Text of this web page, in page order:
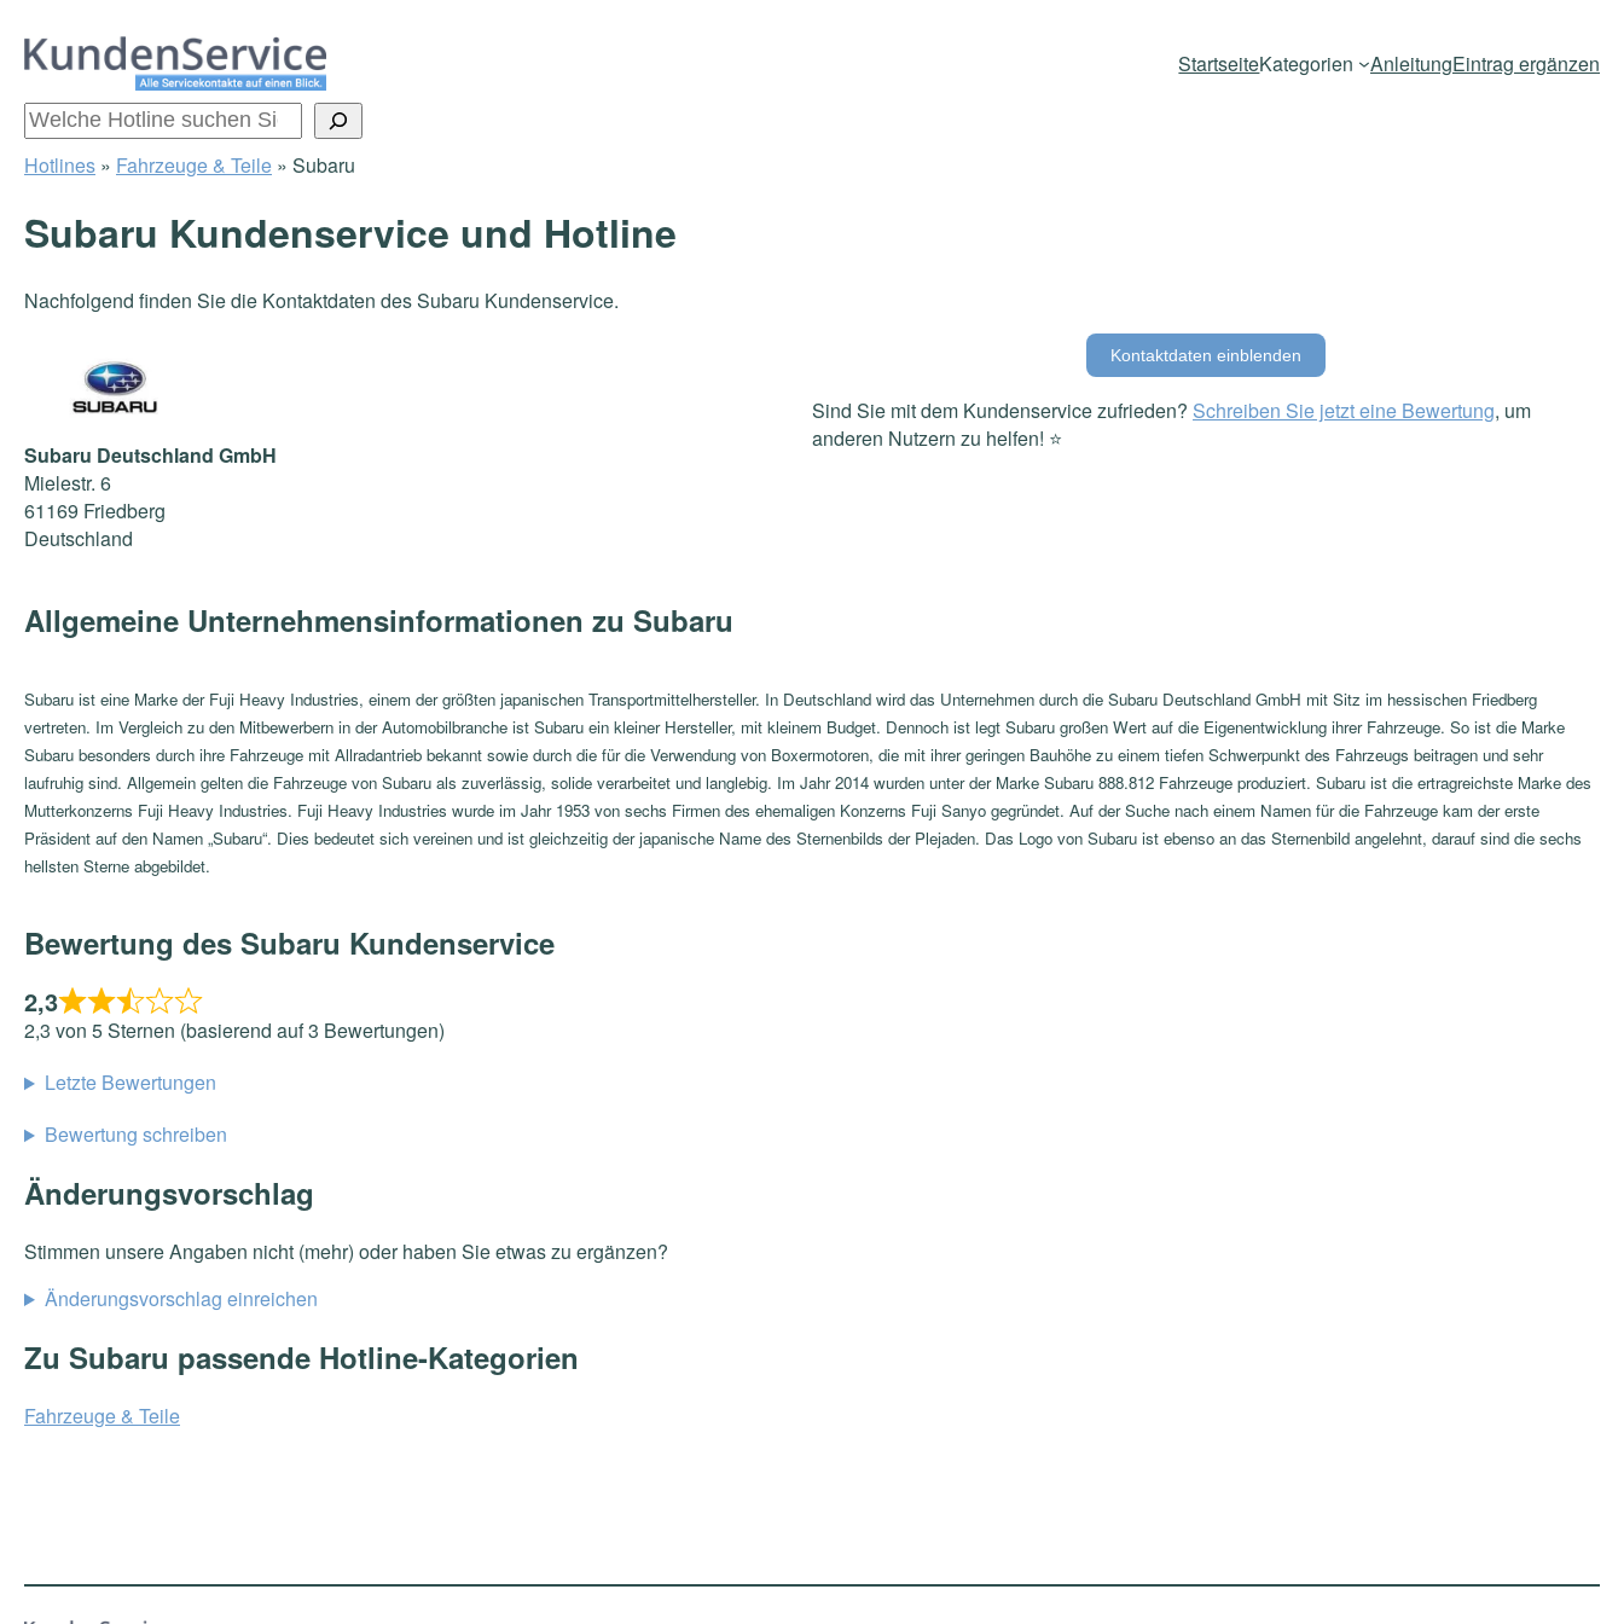
Zum
Inhalt
StartseiteKategorien AnleitungEintrag ergänzen
Suchen
Hotlines » Fahrzeuge & Teile » Subaru
Subaru Kundenservice und Hotline
Nachfolgend finden Sie die Kontaktdaten des Subaru Kundenservice.
Subaru Deutschland GmbH
Mielestr. 6
61169 Friedberg
Deutschland
Kontaktdaten einblenden
Sind Sie mit dem Kundenservice zufrieden? Schreiben Sie jetzt eine Bewertung, um
anderen Nutzern zu helfen! ⭐️
Allgemeine Unternehmensinformationen zu Subaru
Subaru ist eine Marke der Fuji Heavy Industries, einem der größten japanischen Transportmittelhersteller. In Deutschland wird das Unternehmen durch die Subaru Deutschland GmbH mit Sitz im hessischen Friedberg
vertreten. Im Vergleich zu den Mitbewerbern in der Automobilbranche ist Subaru ein kleiner Hersteller, mit kleinem Budget. Dennoch ist legt Subaru großen Wert auf die Eigenentwicklung ihrer Fahrzeuge. So ist die Marke
Subaru besonders durch ihre Fahrzeuge mit Allradantrieb bekannt sowie durch die für die Verwendung von Boxermotoren, die mit ihrer geringen Bauhöhe zu einem tiefen Schwerpunkt des Fahrzeugs beitragen und sehr
laufruhig sind. Allgemein gelten die Fahrzeuge von Subaru als zuverlässig, solide verarbeitet und langlebig. Im Jahr 2014 wurden unter der Marke Subaru 888.812 Fahrzeuge produziert. Subaru ist die ertragreichste Marke des
Mutterkonzerns Fuji Heavy Industries. Fuji Heavy Industries wurde im Jahr 1953 von sechs Firmen des ehemaligen Konzerns Fuji Sanyo gegründet. Auf der Suche nach einem Namen für die Fahrzeuge kam der erste
Präsident auf den Namen „Subaru“. Dies bedeutet sich vereinen und ist gleichzeitig der japanische Name des Sternenbilds der Plejaden. Das Logo von Subaru ist ebenso an das Sternenbild angelehnt, darauf sind die sechs
hellsten Sterne abgebildet.
Bewertung des Subaru Kundenservice
2,3
2,3 von 5 Sternen (basierend auf 3 Bewertungen)
Letzte Bewertungen
Bewertung schreiben
Änderungsvorschlag
Stimmen unsere Angaben nicht (mehr) oder haben Sie etwas zu ergänzen?
Änderungsvorschlag einreichen
Zu Subaru passende Hotline-Kategorien
Fahrzeuge & Teile